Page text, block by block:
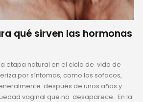
qué sirven las hormonas
etapa natural en el ciclo de vida de
por síntomas, como los sofocos,
después de unos años y
vaginal que no desaparece. En la